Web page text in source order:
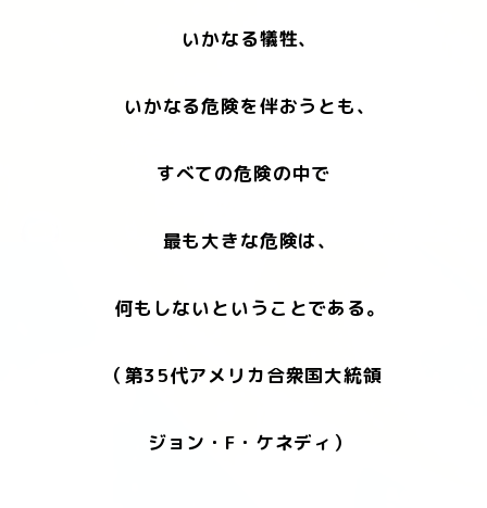
いかなる犠牲、
いかなる危険を伴おうとも、
すべての危険の中で
最も大きな危険は、
何もしないということである。
（第35代アメリカ合衆国大統領
ジョン・F・ケネディ）